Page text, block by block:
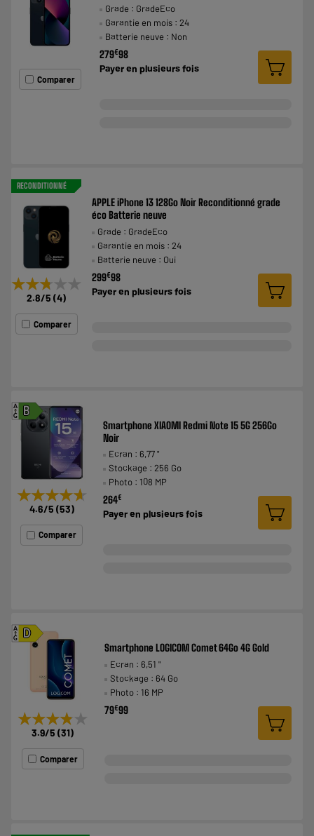
Comparer
Grade : GradeEco
Garantie en mois : 24
Batterie neuve : Non
279€98
Payer en plusieurs fois
RECONDITIONNÉ
★★★★★
★★★★★
2.8/5 (4)
Comparer
APPLE iPhone 13 128Go Noir Reconditionné grade
éco Batterie neuve
Grade : GradeEco
Garantie en mois : 24
Batterie neuve : Oui
299€98
Payer en plusieurs fois
B
A
G
★★★★★
★★★★★
4.6/5 (53)
Comparer
Smartphone XIAOMI Redmi Note 15 5G 256Go
Noir
Ecran : 6,77 "
Stockage : 256 Go
Photo : 108 MP
264€
Payer en plusieurs fois
D
A
G
★★★★★
★★★★★
3.9/5 (31)
Comparer
Smartphone LOGICOM Comet 64Go 4G Gold
Ecran : 6,51 "
Stockage : 64 Go
Photo : 16 MP
79€99